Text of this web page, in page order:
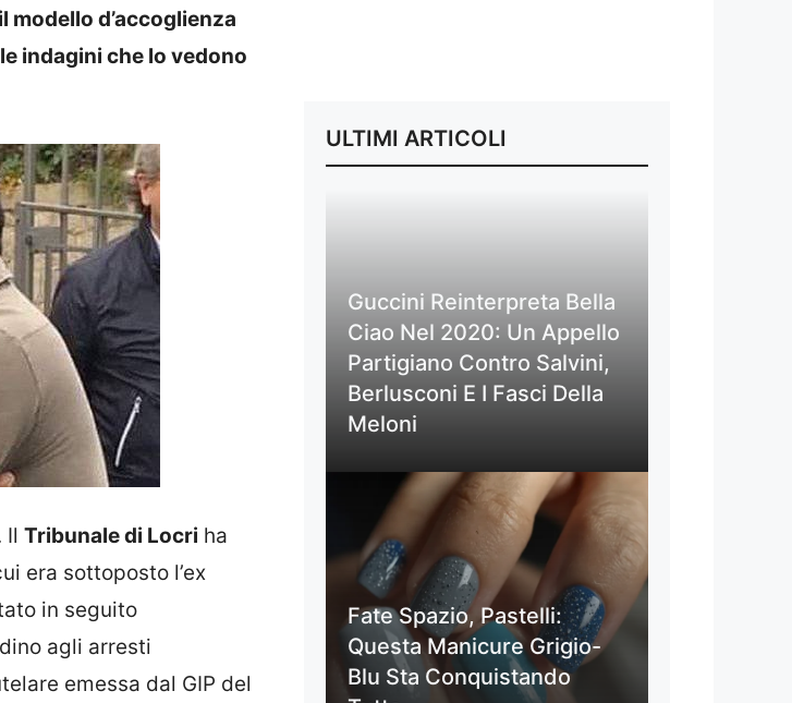
d’accoglienza
indagini che lo vedono
Il Tribunale di Locri ha
era sottoposto l’ex
in seguito
agli arresti
emessa dal GIP del
ULTIMI ARTICOLI
Guccini Reinterpreta Bella
Ciao Nel 2020: Un Appello
Partigiano Contro Salvini,
Berlusconi E I Fasci Della
Meloni
Fate Spazio, Pastelli:
Questa Manicure Grigio-
Blu Sta Conquistando